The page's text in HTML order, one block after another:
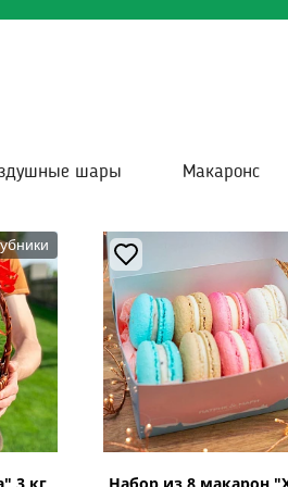
шары Макаронс
Next